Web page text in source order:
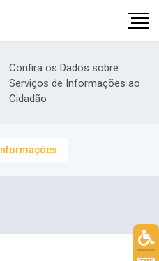
Confira os Dados sobre
Serviços de Informações ao
Cidadão
Informações